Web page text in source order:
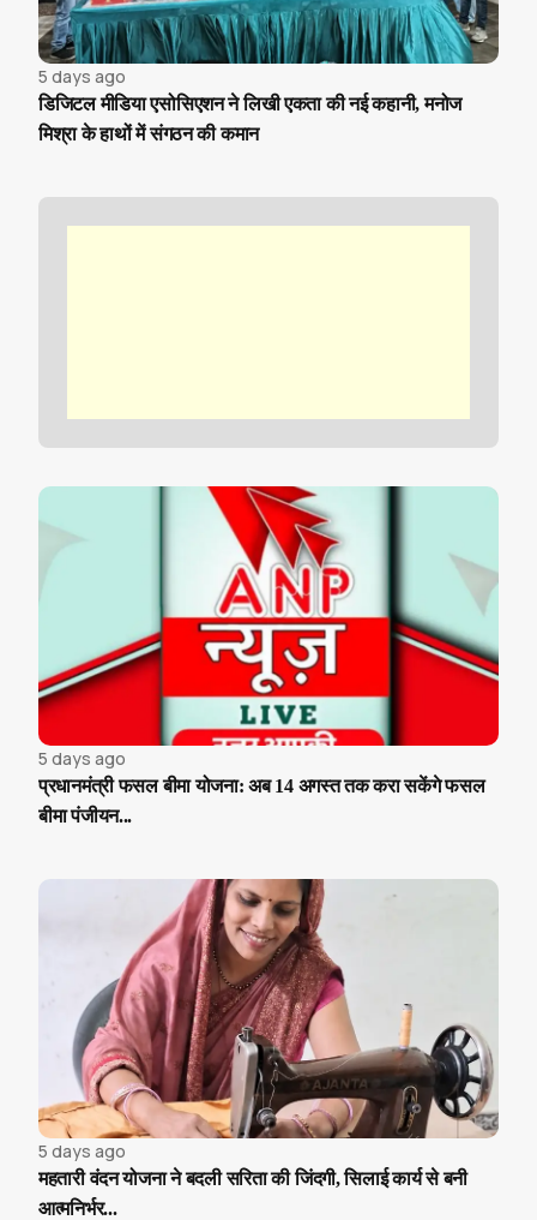
5 days ago
डिजिटल मीडिया एसोसिएशन ने लिखी एकता की नई कहानी, मनोज
मिश्रा के हाथों में संगठन की कमान
5 days ago
प्रधानमंत्री फसल बीमा योजना: अब 14 अगस्त तक करा सकेंगे फसल
बीमा पंजीयन...
5 days ago
महतारी वंदन योजना ने बदली सरिता की जिंदगी, सिलाई कार्य से बनी
आत्मनिर्भर...